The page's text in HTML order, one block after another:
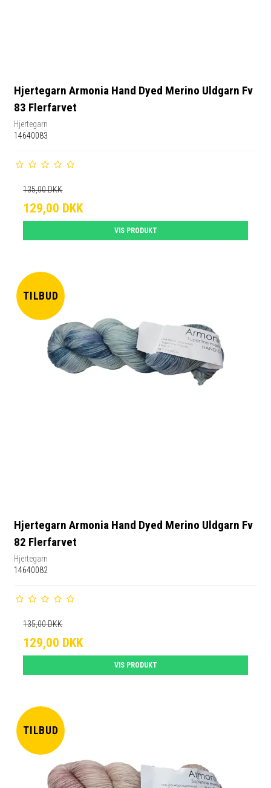
Hjertegarn Armonia Hand Dyed Merino Uldgarn Fv
83 Flerfarvet
Hjertegarn
14640083
135,00 DKK
129,00 DKK
VIS PRODUKT
TILBUD
Hjertegarn Armonia Hand Dyed Merino Uldgarn Fv
82 Flerfarvet
Hjertegarn
14640082
135,00 DKK
129,00 DKK
VIS PRODUKT
TILBUD